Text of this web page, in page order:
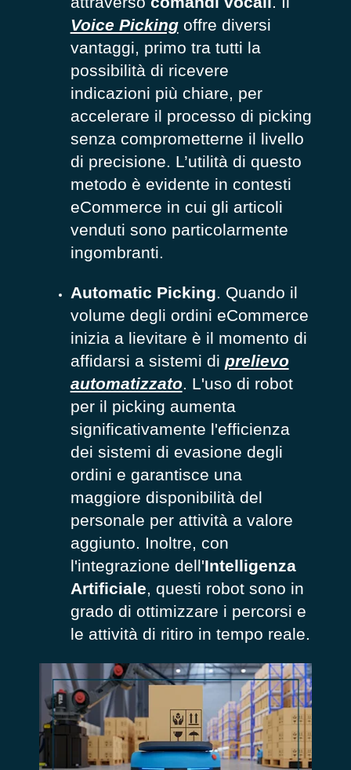
Voice Pickingoffre diversi
vantaggi, primo tra tutti la
possibilità di ricevere
indicazioni più chiare, per
accelerare il processo di picking
senza comprometterne il livello
di precisione. L’utilità di questo
metodo è evidente in contesti
eCommerce in cui gli articoli
venduti sono particolarmente
ingombranti.
Automatic Picking. Quando il
volume degli ordini eCommerce
inizia a lievitare è il momento di
affidarsi a sistemi di prelievo
automatizzato. L'uso di robot
per il picking aumenta
significativamente l'efficienza
dei sistemi di evasione degli
ordini e garantisce una
maggiore disponibilità del
personale per attività a valore
aggiunto. Inoltre, con
l'integrazione dell'Intelligenza
Artificiale, questi robot sono in
grado di ottimizzare i percorsi e
le attività di ritiro in tempo reale.